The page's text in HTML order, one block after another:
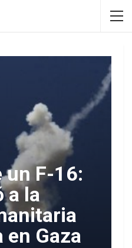
un F-16:
a la
en Gaza